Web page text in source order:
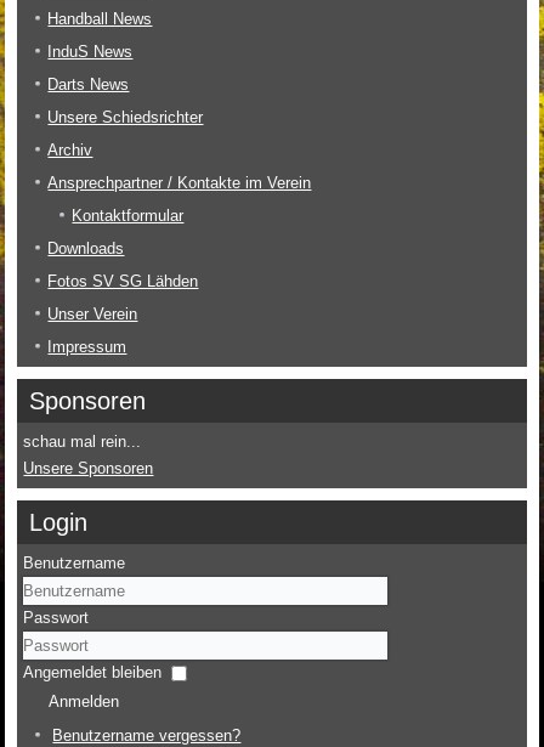
Handball News
InduS News
Darts News
Unsere Schiedsrichter
Archiv
Ansprechpartner / Kontakte im Verein
Kontaktformular
Downloads
Fotos SV SG Lähden
Unser Verein
Impressum
Sponsoren
schau mal rein...
Unsere Sponsoren
Login
Benutzername
Passwort
Angemeldet bleiben
Anmelden
Benutzername vergessen?